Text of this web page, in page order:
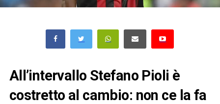
All’intervallo Stefano Pioli è
costretto al cambio: non ce la fa